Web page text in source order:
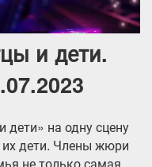
и дети.
дети» на одну сцену
их дети. Члены жюри